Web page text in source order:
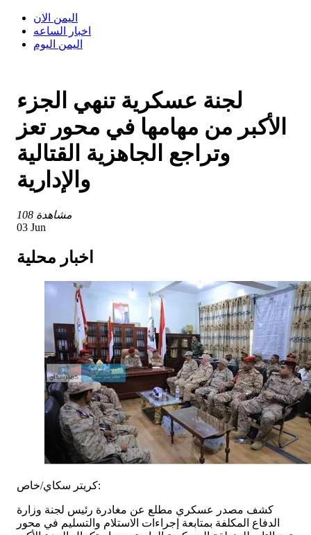
اليمن الان
اخبار الساعه
اليمن اليوم
لجنة عسكرية تنهي الجزء
الأكبر من مهامها في محور تعز
وتراجع الجاهزية القتالية
والإدارية
108 مشاهدة
03 Jun
اخبار محلية
كريتر سكاي/خاص:
كشف مصدر عسكري مطلع عن مغادرة رئيس لجنة وزارة
الدفاع المكلفة بمتابعة إجراءات الاستلام والتسليم في محور